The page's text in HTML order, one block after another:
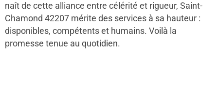
naît de cette alliance entre célérité et rigueur, Saint-
Chamond 42207 mérite des services à sa hauteur :
disponibles, compétents et humains. Voilà la
promesse tenue au quotidien.